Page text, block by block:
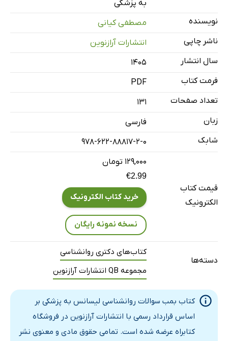
منابع
به پزشکی
نویسنده
مصطفی کیانی
ناشر چاپی
انتشارات آرازنوین
سال انتشار
۱۴۰۵
فرمت کتاب
PDF
تعداد صفحات
131
زبان
فارسی
شابک
978-622-88817-2-0
قیمت کتاب
الکترونیک
۱۲۹,۰۰۰ تومان
€2.99
خرید کتاب الکترونیک
نسخه نمونه رایگان
دسته‌ها
کتاب‌های دکتری روانشناسی
مجموعه QB انتشارات آرازنوین
کتاب بمب سوالات روانشناسی لیسانس به پزشکی بر
اساس قرارداد رسمی با انتشارات آرازنوین در فروشگاه
کتابراه عرضه شده است. تمامی حقوق مادی و معنوی نشر